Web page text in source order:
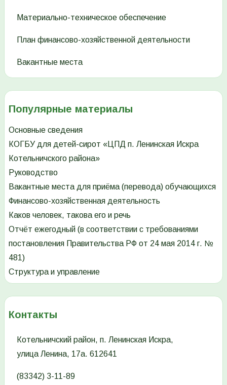
Материально-техническое обеспечение
План финансово-хозяйственной деятельности
Вакантные места
Популярные материалы
Основные сведения
КОГБУ для детей-сирот «ЦПД п. Ленинская Искра
Котельничского района»
Руководство
Вакантные места для приёма (перевода) обучающихся
Финансово-хозяйственная деятельность
Каков человек, такова его и речь
Отчёт ежегодный (в соответствии с требованиями
постановления Правительства РФ от 24 мая 2014 г. №
481)
Структура и управление
Контакты
Котельничский район, п. Ленинская Искра,
улица Ленина, 17а. 612641
(83342) 3-11-89